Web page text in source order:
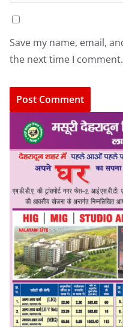
Save my name, email,
the next time I comment.